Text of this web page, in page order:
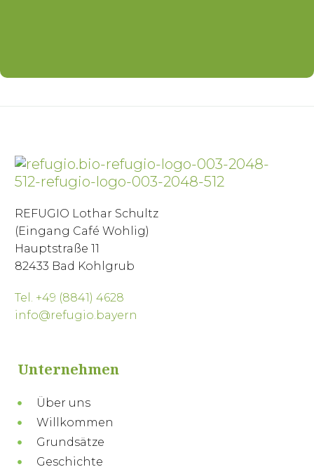
REFUGIO Lothar Schultz
(Eingang Café Wohlig)
Hauptstraße 11
82433 Bad Kohlgrub
Tel. +49 (8841) 4628
info@refugio.bayern
Unternehmen
Über uns
Willkommen
Grundsätze
Geschichte